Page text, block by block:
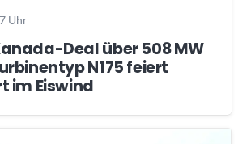
Uhr
Deal über 508 MW
N175 feiert
im Eiswind